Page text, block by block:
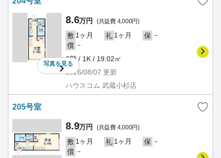
写真を見る
8.6万円 (共益費 4,000円)
敷 1ヶ月 礼 1ヶ月 保 －
償 －
2階 / 1K / 19.02㎡
2026/08/07 更新
ハウスコム 武蔵小杉店
205号室
8.9万円 (共益費 4,000円)
敷 1ヶ月 礼 1ヶ月 保 －
償 －